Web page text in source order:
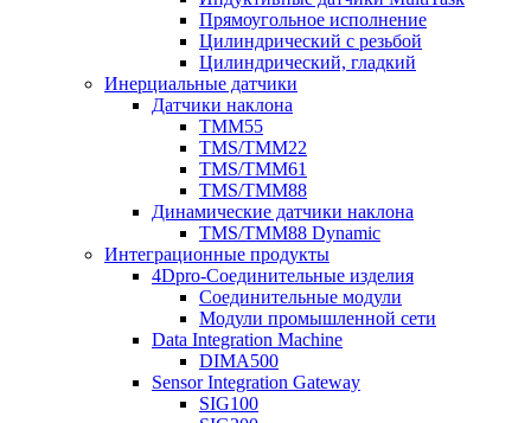
Прямоугольное исполнение
Цилиндрический с резьбой
Цилиндрический, гладкий
Инерциальные датчики
Датчики наклона
TMM55
TMS/TMM22
TMS/TMM61
TMS/TMM88
Динамические датчики наклона
TMS/TMM88 Dynamic
Интеграционные продукты
4Dpro-Соединительные изделия
Соединительные модули
Модули промышленной сети
Data Integration Machine
DIMA500
Sensor Integration Gateway
SIG100